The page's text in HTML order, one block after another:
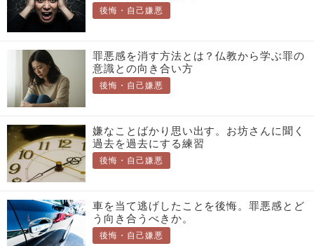
後悔・自己嫌悪
罪悪感を消す方法とは？仏教から学ぶ罪の
意識との向き合い方
後悔・自己嫌悪
嫌なことばかり思い出す。お坊さんに聞く
過去を過去にする練習
後悔・自己嫌悪
車を当て逃げしたことを後悔。罪悪感とど
う向き合うべきか。
後悔・自己嫌悪